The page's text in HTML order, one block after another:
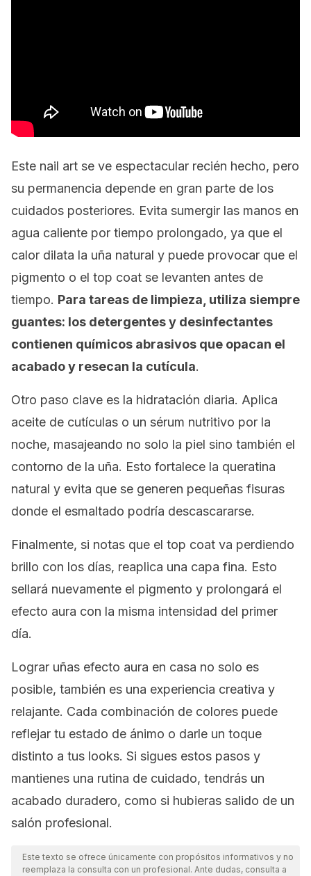
Este nail art se ve espectacular recién hecho, pero
su permanencia depende en gran parte de los
cuidados posteriores. Evita sumergir las manos en
agua caliente por tiempo prolongado, ya que el
calor dilata la uña natural y puede provocar que el
pigmento o el top coat se levanten antes de
tiempo. Para tareas de limpieza, utiliza siempre
guantes: los detergentes y desinfectantes
contienen químicos abrasivos que opacan el
acabado y resecan la cutícula.
Otro paso clave es la hidratación diaria. Aplica
aceite de cutículas o un sérum nutritivo por la
noche, masajeando no solo la piel sino también el
contorno de la uña. Esto fortalece la queratina
natural y evita que se generen pequeñas fisuras
donde el esmaltado podría descascararse.
Finalmente, si notas que el top coat va perdiendo
brillo con los días, reaplica una capa fina. Esto
sellará nuevamente el pigmento y prolongará el
efecto aura con la misma intensidad del primer
día.
Lograr uñas efecto aura en casa no solo es
posible, también es una experiencia creativa y
relajante. Cada combinación de colores puede
reflejar tu estado de ánimo o darle un toque
distinto a tus looks. Si sigues estos pasos y
mantienes una rutina de cuidado, tendrás un
acabado duradero, como si hubieras salido de un
salón profesional.
Este texto se ofrece únicamente con propósitos informativos y no
reemplaza la consulta con un profesional. Ante dudas, consulta a